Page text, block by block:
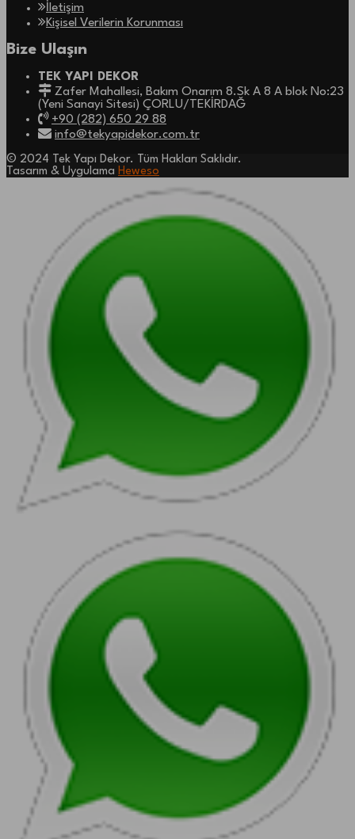
İletişim
Kişisel Verilerin Korunması
Bize Ulaşın
TEK YAPI DEKOR
Zafer Mahallesi, Bakım Onarım 8.Sk A 8 A blok No:23
(Yeni Sanayi Sitesi) ÇORLU/TEKİRDAĞ
+90 (282) 650 29 88
info@tekyapidekor.com.tr
© 2024 Tek Yapı Dekor. Tüm Hakları Saklıdır.
Tasarım & Uygulama Heweso